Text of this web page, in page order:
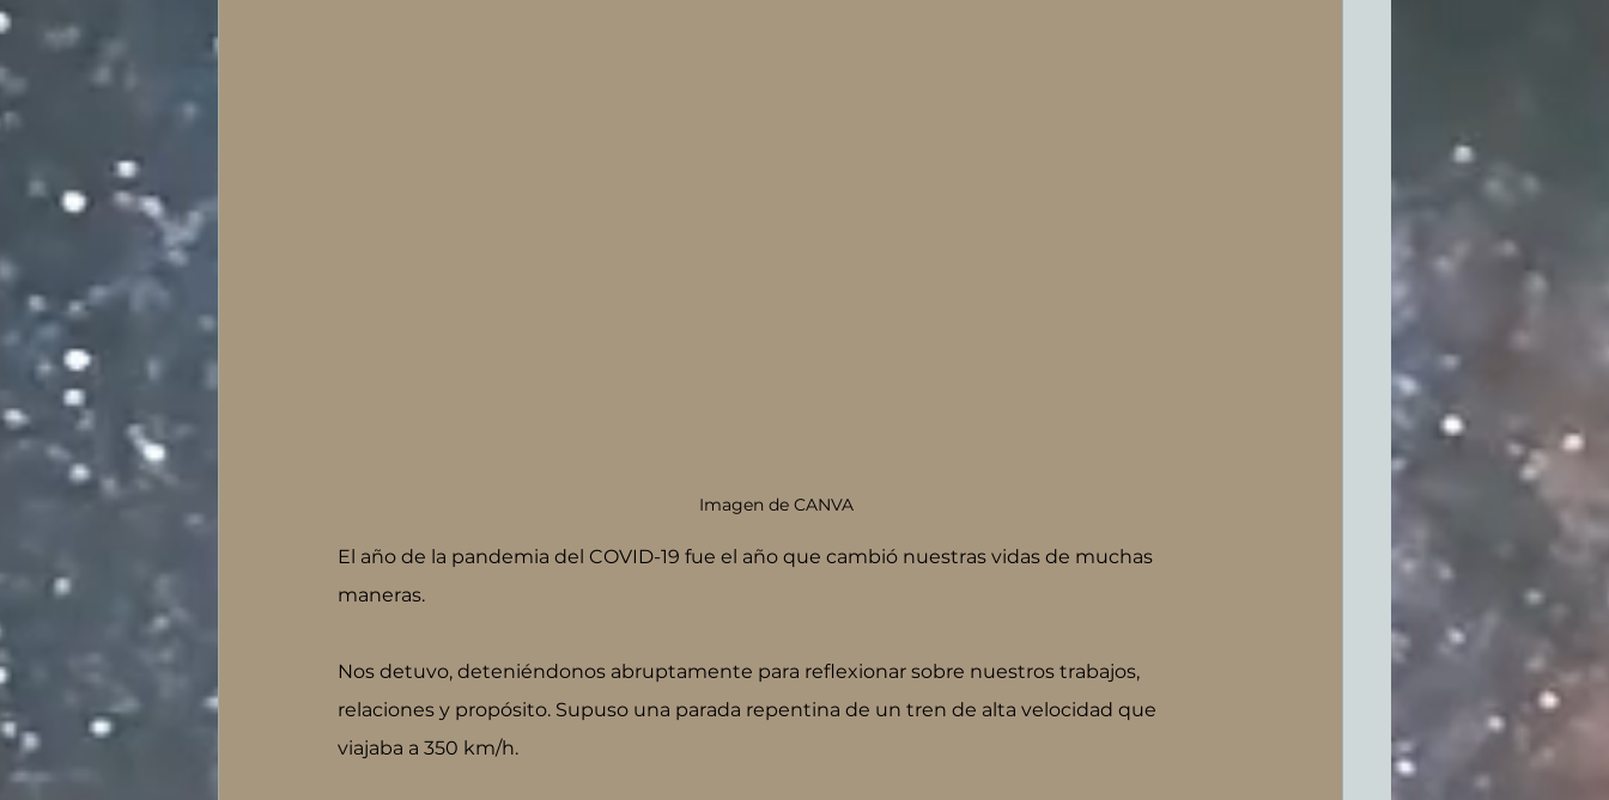
Imagen de CANVA
El año de la pandemia del COVID-19 fue el año que cambió nuestras vidas de muchas
maneras.
Nos detuvo, deteniéndonos abruptamente para reflexionar sobre nuestros trabajos,
relaciones y propósito. Supuso una parada repentina de un tren de alta velocidad que
viajaba a 350 km/h.